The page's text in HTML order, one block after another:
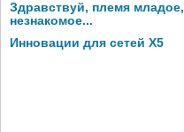
Здравствуй, племя младое,
незнакомое...
Инновации для сетей X5